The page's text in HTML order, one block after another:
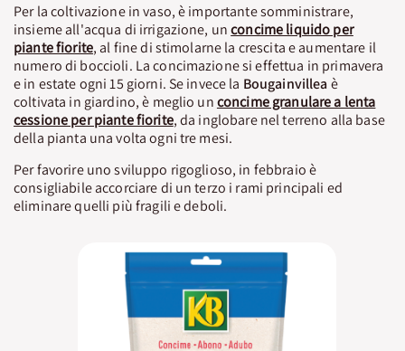
Per la coltivazione in vaso, è importante somministrare,
insieme all'acqua di irrigazione, unconcime liquido per
piante fiorite, al fine di stimolarne la crescita e aumentare il
numero di boccioli. La concimazione si effettua in primavera
e in estate ogni 15 giorni. Se invece la Bougainvillea è
coltivata in giardino, è meglio unconcime granulare a lenta
cessione per piante fiorite, da inglobare nel terreno alla base
della pianta una volta ogni tre mesi.
Per favorire uno sviluppo rigoglioso, in febbraio è
consigliabile accorciare di un terzo i rami principali ed
eliminare quelli più fragili e deboli.